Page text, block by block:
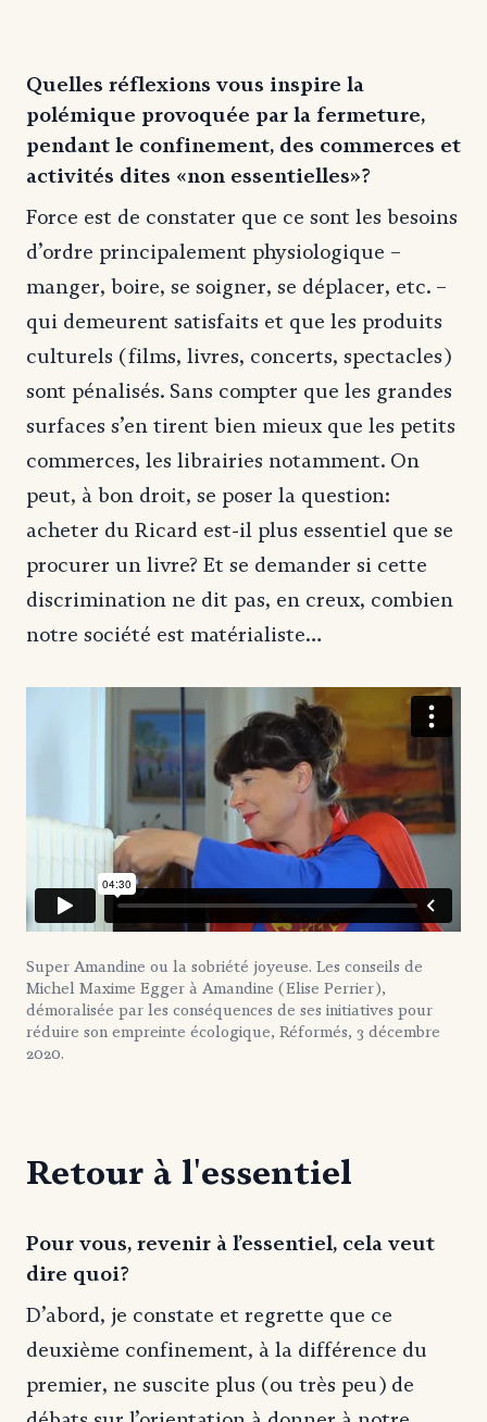
Quelles réflexions vous inspire la
polémique provoquée par la fermeture,
pendant le confinement, des commerces et
activités dites «non essentielles»?
Force est de constater que ce sont les besoins
d’ordre principalement physiologique –
manger, boire, se soigner, se déplacer, etc. –
qui demeurent satisfaits et que les produits
culturels (films, livres, concerts, spectacles)
sont pénalisés. Sans compter que les grandes
surfaces s’en tirent bien mieux que les petits
commerces, les librairies notamment. On
peut, à bon droit, se poser la question:
acheter du Ricard est-il plus essentiel que se
procurer un livre? Et se demander si cette
discrimination ne dit pas, en creux, combien
notre société est matérialiste…
Super Amandine ou la sobriété joyeuse. Les conseils de
Michel Maxime Egger à Amandine (Elise Perrier),
démoralisée par les conséquences de ses initiatives pour
réduire son empreinte écologique, Réformés, 3 décembre
2020.
Retour à l'essentiel
Pour vous, revenir à l’essentiel, cela veut
dire quoi?
D’abord, je constate et regrette que ce
deuxième confinement, à la différence du
premier, ne suscite plus (ou très peu) de